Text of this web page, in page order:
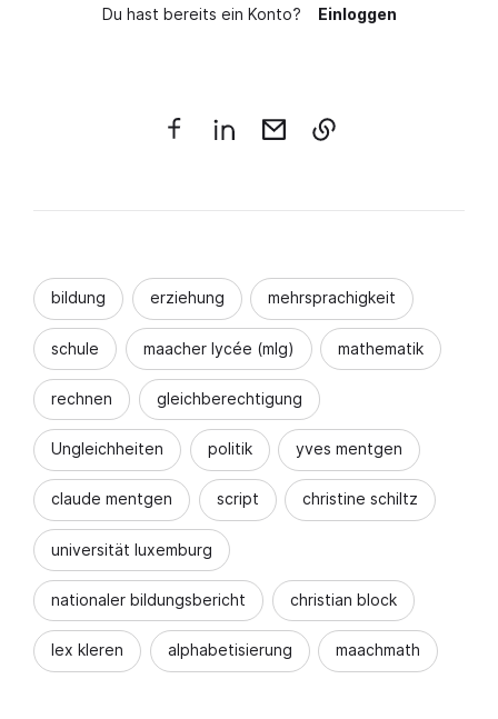
Du hast bereits ein Konto? Einloggen
bildung erziehung mehrsprachigkeit
schule maacher lycée (mlg) mathematik
rechnen gleichberechtigung
Ungleichheiten politik yves mentgen
claude mentgen script christine schiltz
universität luxemburg
nationaler bildungsbericht christian block
lex kleren alphabetisierung maachmath